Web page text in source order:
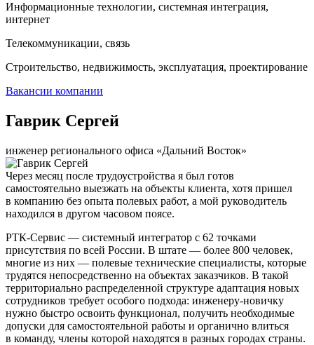
Информационные технологии, системная интеграция,
интернет
Телекоммуникации, связь
Строительство, недвижимость, эксплуатация, проектирование
Вакансии компании
Гаврик Сергей
инженер регионального офиса «Дальний Восток»
Через месяц после трудоустройства я был готов
самостоятельно выезжать на объекты клиента, хотя пришел
в компанию без опыта полевых работ, а мой руководитель
находился в другом часовом поясе.
РТК-Сервис — системный интегратор с 62 точками
присутствия по всей России. В штате — более 800 человек,
многие из них — полевые технические специалисты, которые
трудятся непосредственно на объектах заказчиков. В такой
территориально распределенной структуре адаптация новых
сотрудников требует особого подхода: инженеру-новичку
нужно быстро освоить функционал, получить необходимые
допуски для самостоятельной работы и органично влиться
в команду, члены которой находятся в разных городах страны.